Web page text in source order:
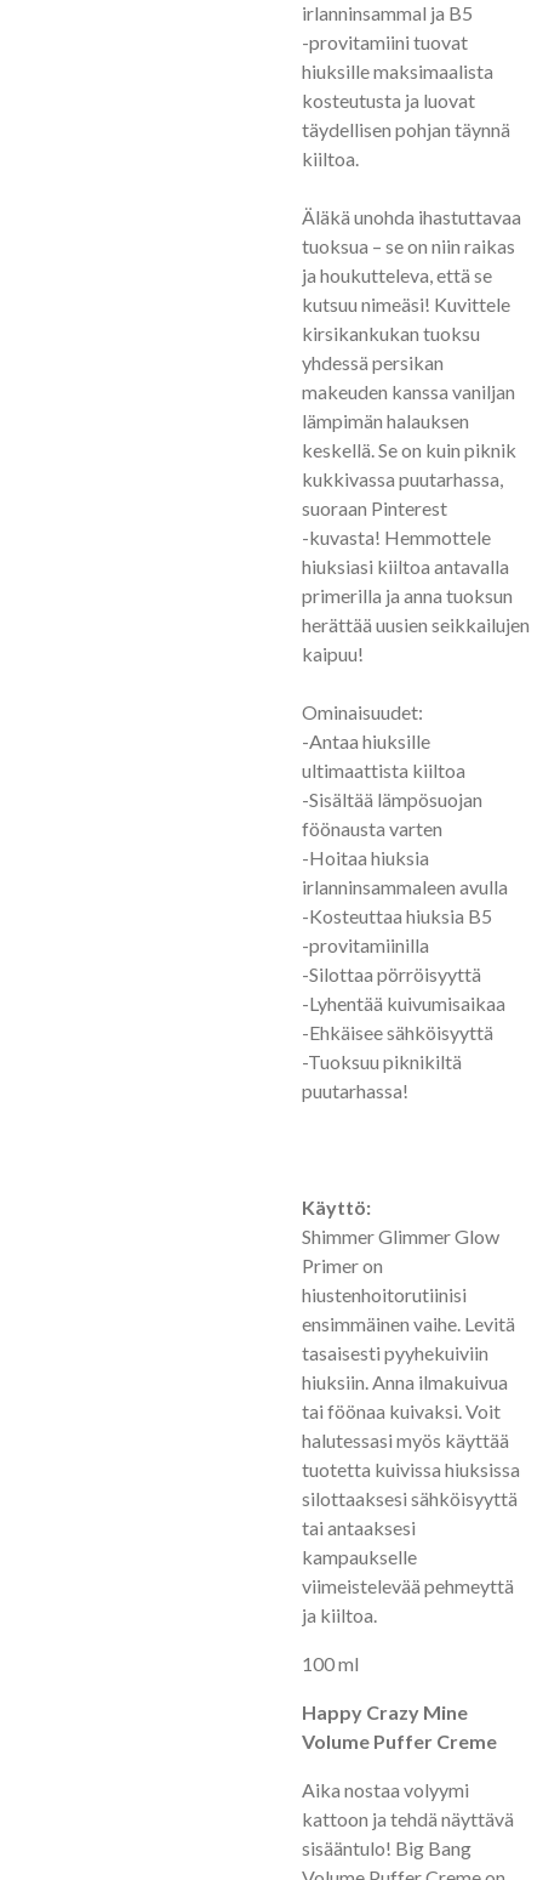
irlanninsammal ja B5
-provitamiini tuovat
hiuksille maksimaalista
kosteutusta ja luovat
täydellisen pohjan täynnä
kiiltoa.
Äläkä unohda ihastuttavaa
tuoksua – se on niin raikas
ja houkutteleva, että se
kutsuu nimeäsi! Kuvittele
kirsikankukan tuoksu
yhdessä persikan
makeuden kanssa vaniljan
lämpimän halauksen
keskellä. Se on kuin piknik
kukkivassa puutarhassa,
suoraan Pinterest
-kuvasta! Hemmottele
hiuksiasi kiiltoa antavalla
primerilla ja anna tuoksun
herättää uusien seikkailujen
kaipuu!
Ominaisuudet:
-Antaa hiuksille
ultimaattista kiiltoa
-Sisältää lämpösuojan
föönausta varten
-Hoitaa hiuksia
irlanninsammaleen avulla
-Kosteuttaa hiuksia B5
-provitamiinilla
-Silottaa pörröisyyttä
-Lyhentää kuivumisaikaa
-Ehkäisee sähköisyyttä
-Tuoksuu piknikiltä
puutarhassa!
Käyttö:
Shimmer Glimmer Glow
Primer on
hiustenhoitorutiinisi
ensimmäinen vaihe. Levitä
tasaisesti pyyhekuiviin
hiuksiin. Anna ilmakuivua
tai föönaa kuivaksi. Voit
halutessasi myös käyttää
tuotetta kuivissa hiuksissa
silottaaksesi sähköisyyttä
tai antaaksesi
kampaukselle
viimeistelevää pehmeyttä
ja kiiltoa.
100 ml
Happy Crazy Mine
Volume Puffer Creme
Aika nostaa volyymi
kattoon ja tehdä näyttävä
sisääntulo! Big Bang